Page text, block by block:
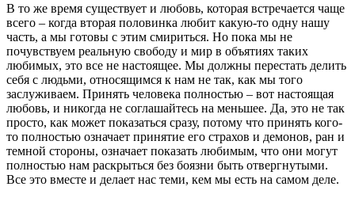
В то же время существует и любовь, которая встречается чаще
всего – когда вторая половинка любит какую-то одну нашу
часть, а мы готовы с этим смириться. Но пока мы не
почувствуем реальную свободу и мир в объятиях таких
любимых, это все не настоящее. Мы должны перестать делить
себя с людьми, относящимся к нам не так, как мы того
заслуживаем. Принять человека полностью – вот настоящая
любовь, и никогда не соглашайтесь на меньшее. Да, это не так
просто, как может показаться сразу, потому что принять кого-
то полностью означает принятие его страхов и демонов, ран и
темной стороны, означает показать любимым, что они могут
полностью нам раскрыться без боязни быть отвергнутыми.
Все это вместе и делает нас теми, кем мы есть на самом деле.